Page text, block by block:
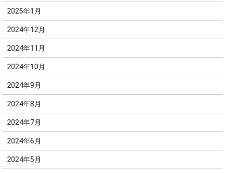
2025年1月
2024年12月
2024年11月
2024年10月
2024年9月
2024年8月
2024年7月
2024年6月
2024年5月